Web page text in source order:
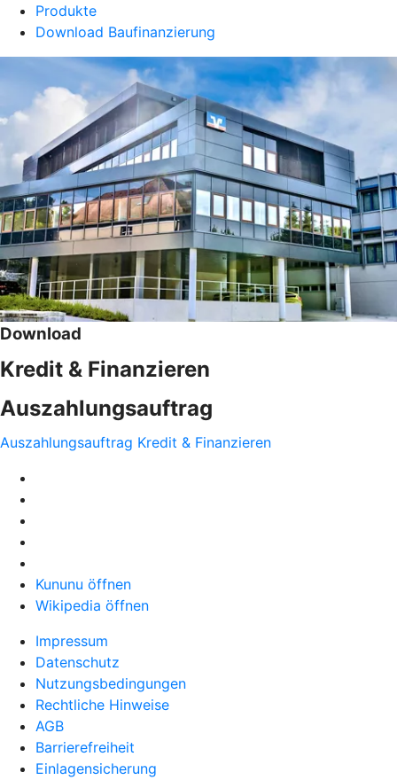
Produkte
Download Baufinanzierung
Download
Kredit & Finanzieren
Auszahlungsauftrag
Auszahlungsauftrag Kredit & Finanzieren
Kununu öffnen
Wikipedia öffnen
Impressum
Datenschutz
Nutzungsbedingungen
Rechtliche Hinweise
AGB
Barrierefreiheit
Einlagensicherung